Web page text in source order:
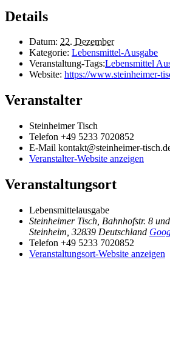
Details
Datum: 22. Dezember
Kategorie: Lebensmittel-Ausgabe
Veranstaltung-Tags:Lebensmittel
Website: https://www.steinheimer-
Veranstalter
Steinheimer Tisch
Telefon +49 5233 7020852
E-Mail kontakt@steinheimer-
Veranstalter-Website anzeigen
Veranstaltungsort
Lebensmittelausgabe
Steinheimer Tisch, Bahnhofstr. 8
Steinheim 32839 Deutschland
Telefon +49 5233 7020852
Veranstaltungsort-Website anzeigen